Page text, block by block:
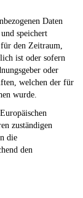
Daten
speichert
für den Zeitraum,
ist oder sofern
oder
welchen der für
wurde.
zuständigen
die
den